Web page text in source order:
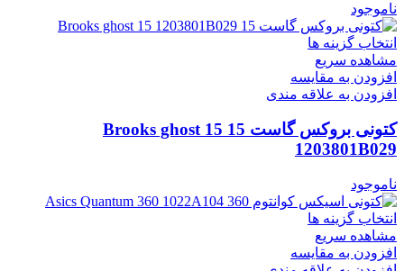
ناموجود
انتخاب گزینه ها
مشاهده سریع
افزودن به مقایسه
افزودن به علاقه مندی
کتونی بروکس گاست 15 Brooks ghost 15
1203801B029
ناموجود
انتخاب گزینه ها
مشاهده سریع
افزودن به مقایسه